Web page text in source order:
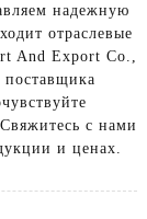
надежную
отраслевые
And Export Co.,
поставщика
с нами
и ценах.